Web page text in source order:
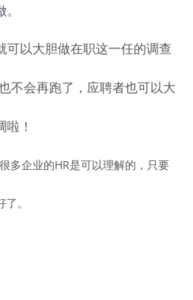
可以大胆做在职这一任的调查
不会再跑了，应聘者也可以大
！
多企业的HR是可以理解的，只要
。